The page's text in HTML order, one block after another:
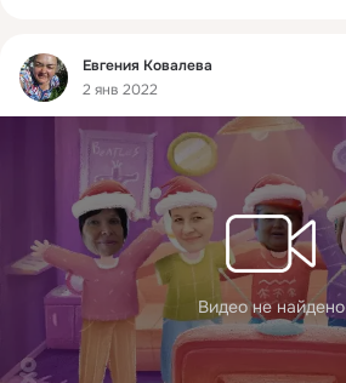
Фид
Евгения Ковалева
2 янв 2022
Видео не найдено